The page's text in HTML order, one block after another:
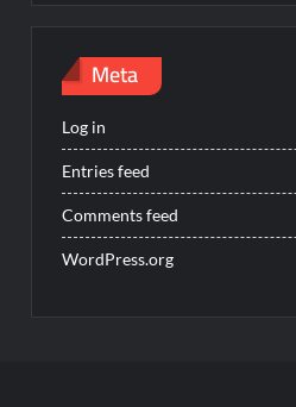
Meta
Log in
Entries feed
Comments feed
WordPress.org